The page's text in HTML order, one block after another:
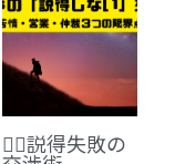
か？
🕵️‍♂️説得失敗の